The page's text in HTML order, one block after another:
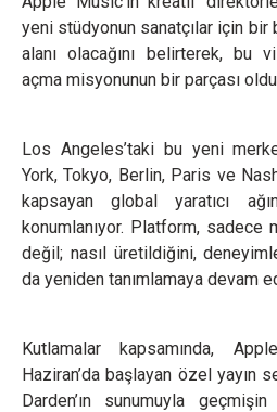
yeni stüdyonun sanatçılar için bir
alanı olacağını belirterek, bu
açma misyonunun bir parçası
Los Angeles’taki bu yeni
York, Tokyo, Berlin, Paris ve
kapsayan global yaratıcı
konumlanıyor. Platform, sadece
değil; nasıl üretildiğini,
da yeniden tanımlamaya devam
Kutlamalar kapsamında,
Haziran’da başlayan özel yayın
Darden’ın sunumuyla